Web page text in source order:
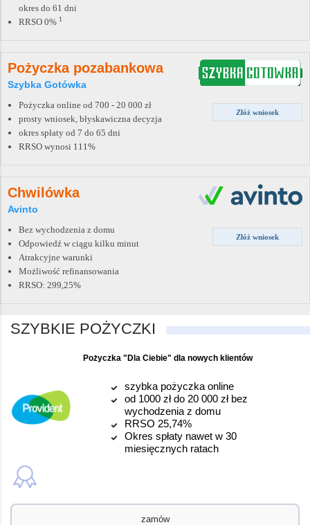
okres do 61 dni
RRSO 0% 1
Pożyczka pozabankowa
Szybka Gotówka
Złóż wniosek
Pożyczka online od 700 - 20 000 zł
prosty wniosek, błyskawiczna decyzja
okres spłaty od 7 do 65 dni
RRSO wynosi 111%
Chwilówka
Avinto
Złóż wniosek
Bez wychodzenia z domu
Odpowiedź w ciągu kilku minut
Atrakcyjne warunki
Możliwość refinansowania
RRSO: 299,25%
SZYBKIE POŻYCZKI
Pożyczka "Dla Ciebie" dla nowych klientów
szybka pożyczka online
od 1000 zł do 20 000 zł bez
wychodzenia z domu
RRSO 25,74%
Okres spłaty nawet w 30
miesięcznych ratach
zamów